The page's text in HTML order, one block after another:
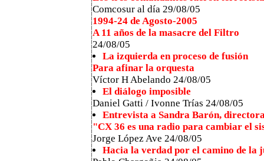
Comcosur al día 29/08/05
1994-24 de Agosto-2005
A 11 años de la masacre del Filtro
24/08/05
La izquierda en proceso de fusión
Para afinar la orquesta
Víctor H Abelando 24/08/05
El diálogo imposible
Daniel Gatti / Ivonne Trías 24/08/05
Entrevista a Sandra Barón,
"CX 36 es una radio para cambiar el
Jorge López Ave 24/08/05
Hacia la verdad por el camino de la